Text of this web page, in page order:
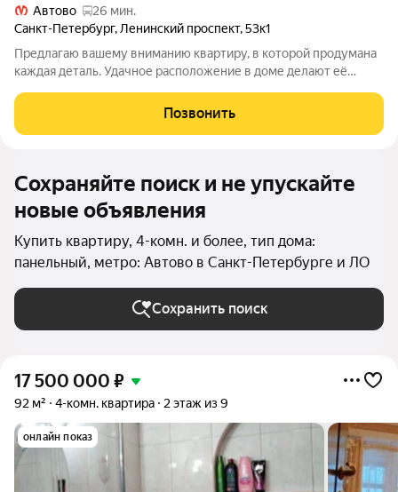
Автово
26 мин.
Санкт-Петербург, Ленинский проспект,53к1
Предлагаю вашему вниманию квартиру, в которой продумана
каждая деталь. Удачное расположение в доме делают её
Тепло и тихо: Квартира угловая, но находится во внутреннем
углу дома, поэтому здесь
Позвонить
Сохраняйте поиск и не упускайте
новые объявления
Купить квартиру, 4-комн. и более, тип дома:
панельный, метро: Автово в Санкт-Петербурге и ЛО
Сохранить поиск
17 500 000 ₽
92 м² 4-комн. квартира 2 этаж из 9
онлайн показ